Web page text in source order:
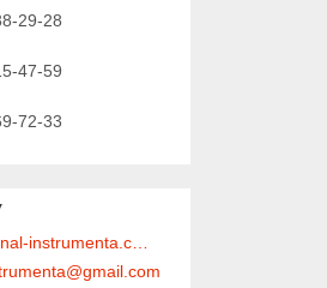
29-28
47-59
72-33